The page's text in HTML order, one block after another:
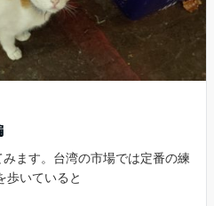
ます。台湾の市場では定番の練
歩いていると